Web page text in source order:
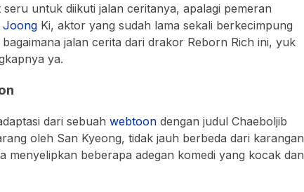
seru untuk diikuti jalan ceritanya, apalagi pemeran
Joong Ki, aktor yang sudah lama sekali berkecimpung
jalan cerita dari drakor Reborn Rich ini, yuk
ya.
dari sebuah webtoon dengan judul Chaeboljib
oleh San Kyeong, tidak jauh berbeda dari karangan
menyelipkan beberapa adegan komedi yang kocak dan